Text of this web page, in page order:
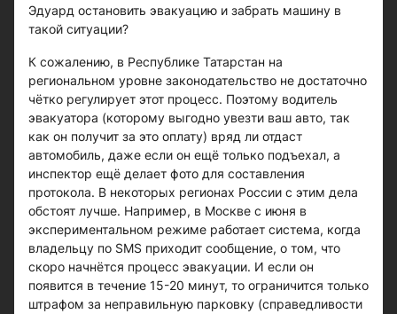
Эдуард остановить эвакуацию и забрать машину в
такой ситуации?
К сожалению, в Республике Татарстан на
региональном уровне законодательство не достаточно
чётко регулирует этот процесс. Поэтому водитель
эвакуатора (которому выгодно увезти ваш авто, так
как он получит за это оплату) вряд ли отдаст
автомобиль, даже если он ещё только подъехал, а
инспектор ещё делает фото для составления
протокола. В некоторых регионах России с этим дела
обстоят лучше. Например, в Москве с июня в
экспериментальном режиме работает система, когда
владельцу по SMS приходит сообщение, о том, что
скоро начнётся процесс эвакуации. И если он
появится в течение 15-20 минут, то ограничится только
штрафом за неправильную парковку (справедливости